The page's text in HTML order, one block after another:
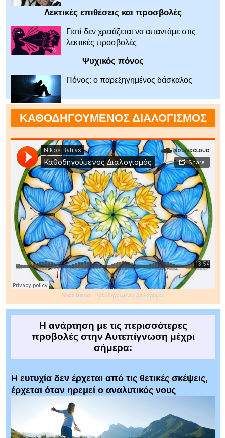
Λεκτικές επιθέσεις και προσβολές
Γιατί δεν χρειάζεται να απαντάμε στις
λεκτικές προσβολές
Ψυχικός πόνος
Πόνος: ο παρεξηγημένος δάσκαλος
ΚΑΘΟΔΗΓΟΥΜΕΝΟΣ ΔΙΑΛΟΓΙΣΜΟΣ
Nikos Batras · Καθοδηγούμενος Διαλογισμός
Η ανάρτηση με τις περισσότερες
προβολές στην Αυτεπίγνωση μέχρι
σήμερα:
Η ευτυχία δεν έρχεται από τις θετικές σκέψεις,
έρχεται όταν ηρεμεί ο αναλυτικός νους